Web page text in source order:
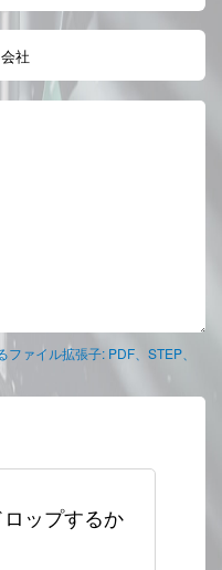
ァイル拡張子: PDF、STEP、
ップするか